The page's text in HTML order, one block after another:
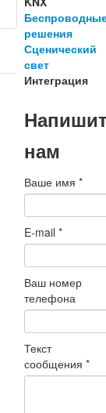
решения
Сценический
свет
Интеграция
нам
Ваше имя*
E-mail*
Ваш номер
телефона
Текст
сообщения*